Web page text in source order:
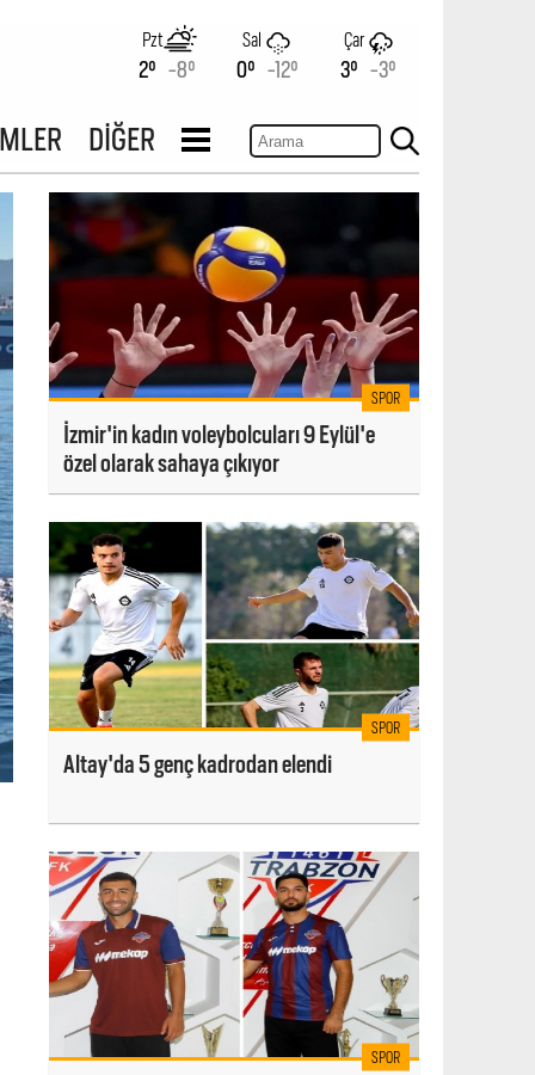
Pzt
2° -8°
Sal
0° -12°
Çar
3° -3°
DİĞER
SPOR
İzmir'in kadın voleybolcuları 9 Eylül'e
özel olarak sahaya çıkıyor
SPOR
Altay'da 5 genç kadrodan elendi
SPOR